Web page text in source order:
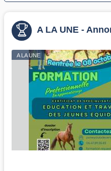
A LA UNE -
A LA UNE